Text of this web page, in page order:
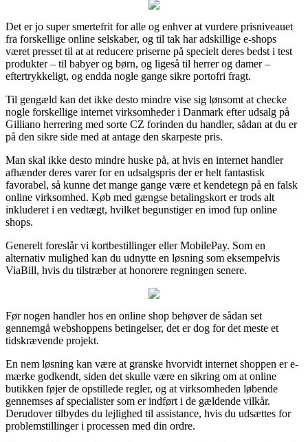
Det er jo super smertefrit for alle og enhver at vurdere prisniveauet
fra forskellige online selskaber, og til tak har adskillige e-shops
været presset til at at reducere priserne på specielt deres bedst i test
produkter – til babyer og børn, og ligeså til herrer og damer –
eftertrykkeligt, og endda nogle gange sikre portofri fragt.
Til gengæld kan det ikke desto mindre vise sig lønsomt at checke
nogle forskellige internet virksomheder i Danmark efter udsalg på
Gilliano herrering med sorte CZ forinden du handler, sådan at du er
på den sikre side med at antage den skarpeste pris.
Man skal ikke desto mindre huske på, at hvis en internet handler
afhænder deres varer for en udsalgspris der er helt fantastisk
favorabel, så kunne det mange gange være et kendetegn på en falsk
online virksomhed. Køb med gængse betalingskort er trods alt
inkluderet i en vedtægt, hvilket begunstiger en imod fup online
shops.
Generelt foreslår vi kortbestillinger eller MobilePay. Som en
alternativ mulighed kan du udnytte en løsning som eksempelvis
ViaBill, hvis du tilstræber at honorere regningen senere.
Før nogen handler hos en online shop behøver de sådan set
gennemgå webshoppens betingelser, det er dog for det meste et
tidskrævende projekt.
En nem løsning kan være at granske hvorvidt internet shoppen er e-
mærke godkendt, siden det skulle være en sikring om at online
butikken føjer de opstillede regler, og at virksomheden løbende
gennemses af specialister som er indført i de gældende vilkår.
Derudover tilbydes du lejlighed til assistance, hvis du udsættes for
problemstillinger i processen med din ordre.